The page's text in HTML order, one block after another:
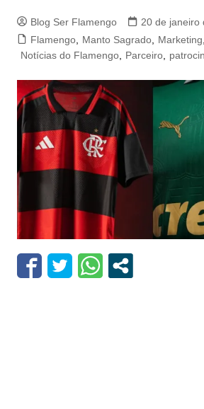
Blog Ser Flamengo
20 de janeiro
Flamengo, Manto Sagrado, Marketing
Notícias do Flamengo, Parceiro,